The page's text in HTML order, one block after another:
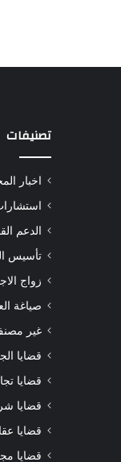
تصنيفات
اخبار
الدعم
تأسيس
زواج
صياغة
غير
قضايا
قضايا
قضايا
قضايا
قضايا